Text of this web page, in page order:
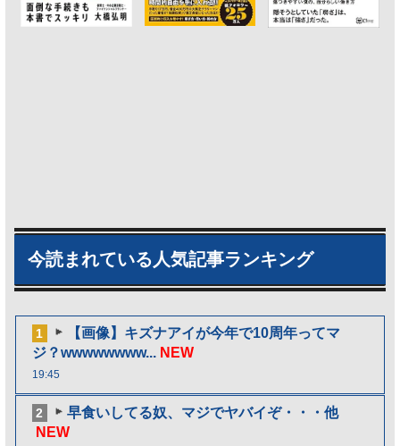
今読まれている人気記事ランキング
1
【画像】キズナアイが今年で10周年ってマ
ジ？wwwwwwww... NEW
19:45
2
早食いしてる奴、マジでヤバイぞ・・・他
NEW